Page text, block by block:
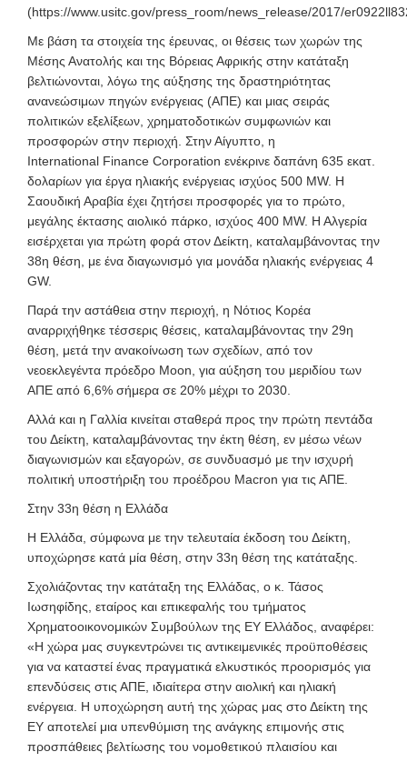
(https://www.usitc.gov/press_room/news_release/2017/
Με βάση τα στοιχεία της έρευνας, οι θέσεις των χωρών της
Μέσης Ανατολής και της Βόρειας Αφρικής στην κατάταξη
βελτιώνονται, λόγω της αύξησης της δραστηριότητας
ανανεώσιμων πηγών ενέργειας (ΑΠΕ) και μιας σειράς
πολιτικών εξελίξεων, χρηματοδοτικών συμφωνιών και
προσφορών στην περιοχή. Στην Αίγυπτο, η
International Finance Corporation ενέκρινε δαπάνη 635 εκατ.
δολαρίων για έργα ηλιακής ενέργειας ισχύος 500 MW. Η
Σαουδική Αραβία έχει ζητήσει προσφορές για το πρώτο,
μεγάλης έκτασης αιολικό πάρκο, ισχύος 400 MW. Η Αλγερία
εισέρχεται για πρώτη φορά στον Δείκτη, καταλαμβάνοντας την
38η θέση, με ένα διαγωνισμό για μονάδα ηλιακής ενέργειας 4
GW.
Παρά την αστάθεια στην περιοχή, η Νότιος Κορέα
αναρριχήθηκε τέσσερις θέσεις, καταλαμβάνοντας την 29η
θέση, μετά την ανακοίνωση των σχεδίων, από τον
νεοεκλεγέντα πρόεδρο Moon, για αύξηση του μεριδίου των
ΑΠΕ από 6,6% σήμερα σε 20% μέχρι το 2030.
Αλλά και η Γαλλία κινείται σταθερά προς την πρώτη πεντάδα
του Δείκτη, καταλαμβάνοντας την έκτη θέση, εν μέσω νέων
διαγωνισμών και εξαγορών, σε συνδυασμό με την ισχυρή
πολιτική υποστήριξη του προέδρου Macron για τις ΑΠΕ.
Στην 33η θέση η Ελλάδα
Η Ελλάδα, σύμφωνα με την τελευταία έκδοση του Δείκτη,
υποχώρησε κατά μία θέση, στην 33η θέση της κατάταξης.
Σχολιάζοντας την κατάταξη της Ελλάδας, ο κ. Τάσος
Ιωσηφίδης, εταίρος και επικεφαλής του τμήματος
Χρηματοοικονομικών Συμβούλων της ΕΥ Ελλάδος, αναφέρει:
«Η χώρα μας συγκεντρώνει τις αντικειμενικές προϋποθέσεις
για να καταστεί ένας πραγματικά ελκυστικός προορισμός για
επενδύσεις στις ΑΠΕ, ιδιαίτερα στην αιολική και ηλιακή
ενέργεια. Η υποχώρηση αυτή της χώρας μας στο Δείκτη της
ΕΥ αποτελεί μια υπενθύμιση της ανάγκης επιμονής στις
προσπάθειες βελτίωσης του νομοθετικού πλαισίου και